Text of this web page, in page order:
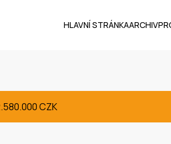
HLAVNÍ STRÁNKAARCHIV
CZK